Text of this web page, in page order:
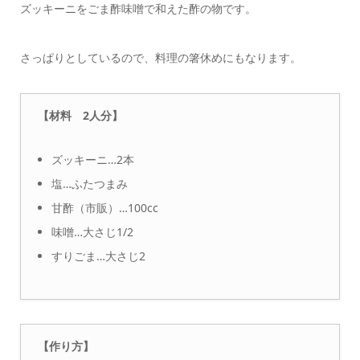
ズッキーニをごま酢味噌で和えた酢の物です。
さっぱりとしているので、料理の箸休めにもなります。
【材料 2人分】
ズッキーニ…2本
塩…ふたつまみ
甘酢（市販）…100cc
味噌…大さじ1/2
すりごま…大さじ2
【作り方】